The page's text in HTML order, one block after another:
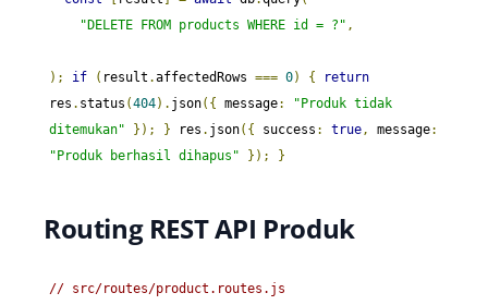
"DELETE FROM products WHERE id = ?" ,
); if ( result .affectedRows === 0) {
return
res . status (404). json({ message:
"Produk tidak
ditemukan"
}); } res . json({ success : true , message:
"Produk berhasil dihapus"
}); }
Routing REST API Produk
// src/routes/product.routes.js